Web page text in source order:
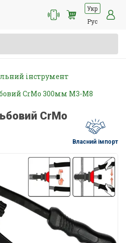
Укр
Рус
інструмент
СrMo 300мм М3-М8
СrMo
Власний імпорт